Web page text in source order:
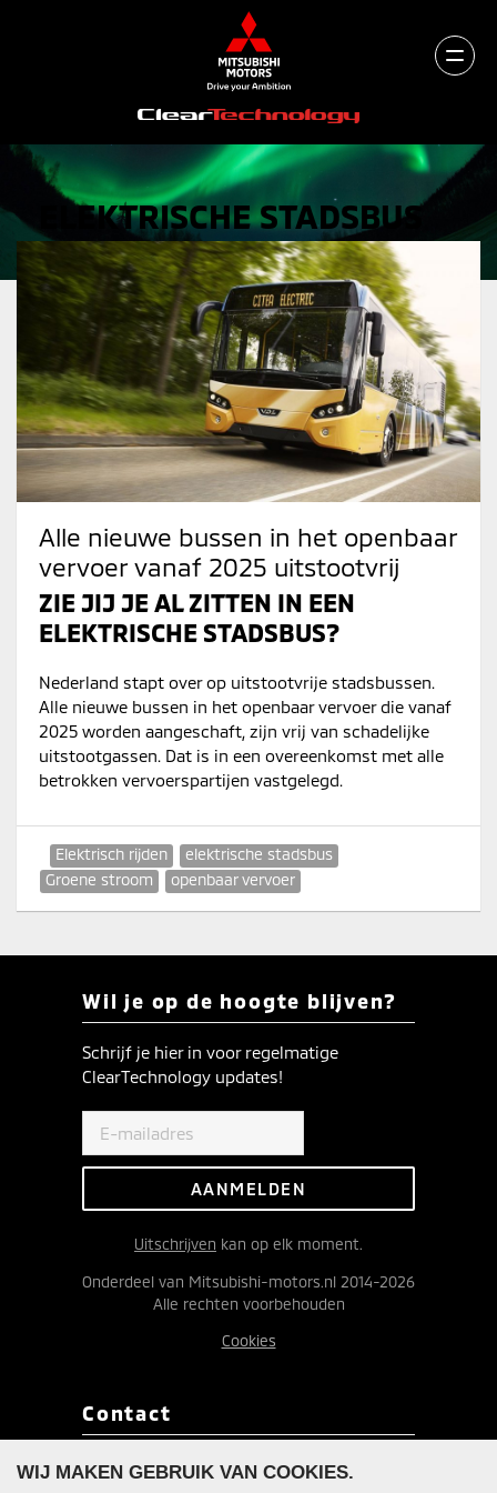
ELEKTRISCHE STADSBUS
Alle nieuwe bussen in het openbaar
vervoer vanaf 2025 uitstootvrij
ZIE JIJ JE AL ZITTEN IN EEN
ELEKTRISCHE STADSBUS?
Nederland stapt over op uitstootvrije stadsbussen.
Alle nieuwe bussen in het openbaar vervoer die vanaf
2025 worden aangeschaft, zijn vrij van schadelijke
uitstootgassen. Dat is in een overeenkomst met alle
betrokken vervoerspartijen vastgelegd.
Elektrisch rijden
elektrische stadsbus
Groene stroom
openbaar vervoer
Wil je op de hoogte blijven?
Schrijf je hier in voor regelmatige
ClearTechnology updates!
Uitschrijven kan op elk moment.
Onderdeel van Mitsubishi-motors.nl 2014-2026
Alle rechten voorbehouden
Cookies
Contact
Redactie ClearTechnology
WIJ MAKEN GEBRUIK VAN COOKIES.